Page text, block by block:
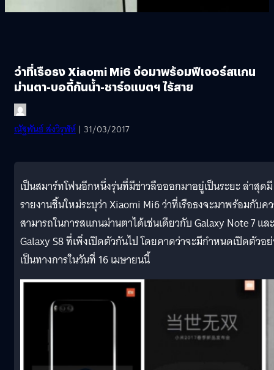
ว่าที่เรือธง Xiaomi Mi6 จ่อมาพร้อมฟีเจอร์สแกน
ม่านตา-บอดี้กันน้ำ-ชาร์จแบตฯ ไร้สาย
ณัฐพันธ์ ส่งวิรุฬห์ | 31/03/2017
เป็นสมาร์ทโฟนอีกหนึ่งรุ่นที่มีข่าวลือออกมาอยู่เป็นระยะ ล่าสุดมี
รายงานชิ้นใหม่ระบุว่า Xiaomi Mi6 ว่าที่เรือธงจะมาพร้อมกับค
สามารถในการสแกนม่านตาได้เช่นเดียวกับ Galaxy Note 7 และ
Galaxy S8 ที่เพิ่งเปิดตัวกันไป โดยคาดว่าจะมีกำหนดเปิดตัวอ
เป็นทางการในวันที่ 16 เมษายนนี้